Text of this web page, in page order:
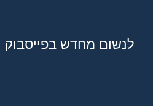
לנשום מחדש בפייסבוק